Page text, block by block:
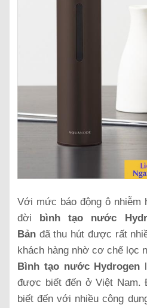
Với mức báo động ô nhiễm
đời bình tạo nước
Bản đã thu hút được rất
khách hàng nhờ cơ chế lọc
Bình tạo nước Hydrogen
được biết đến ở Việt Nam.
biết đến với nhiều công